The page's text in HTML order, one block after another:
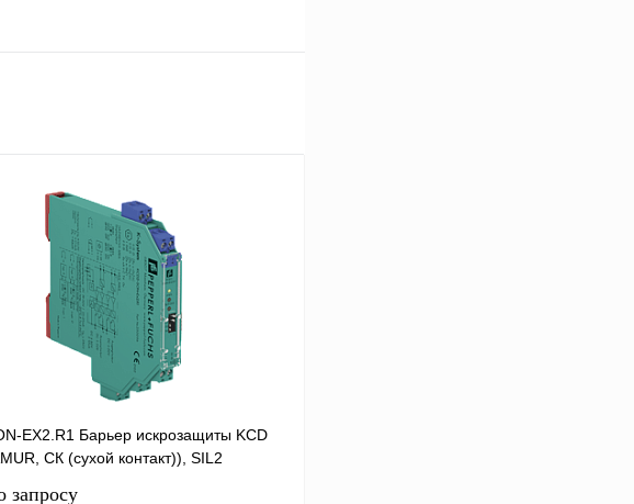
EX2.R1 Барьер искрозащиты KCD
СК (сухой контакт)), SIL2
запросу